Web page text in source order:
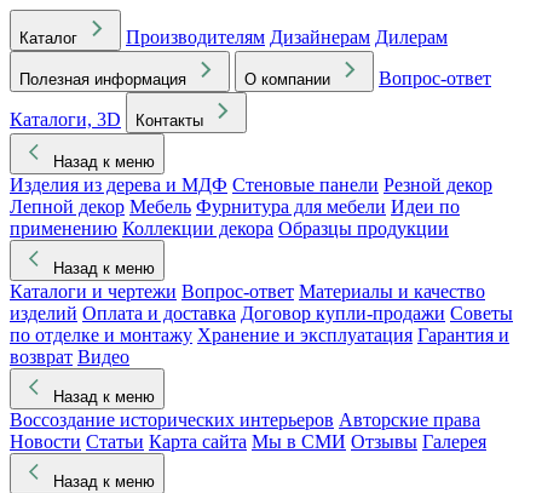
Каталог Производителям Дизайнерам Дилерам
Полезная информация О компании
Вопрос-ответ
Каталоги, 3D
Контакты
Назад к меню
Изделия из дерева и МДФ Стеновые панели Резной декор
Лепной декор Мебель Фурнитура для мебели Идеи по
применению Коллекции декора Образцы продукции
Назад к меню
Каталоги и чертежи Вопрос-ответ Материалы и качество
изделий Оплата и доставка Договор купли-продажи Советы
по отделке и монтажу Хранение и эксплуатация Гарантия и
возврат Видео
Назад к меню
Воссоздание исторических интерьеров Авторские права
Новости Статьи Карта сайта Мы в СМИ Отзывы Галерея
Назад к меню